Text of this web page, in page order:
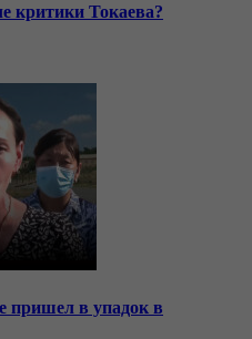
критики Токаева?
пришел в упадок в